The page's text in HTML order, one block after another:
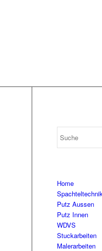
Home
Putz Aussen
Putz Innen
WDVS
Stuckarbeiten
Malerarbeiten